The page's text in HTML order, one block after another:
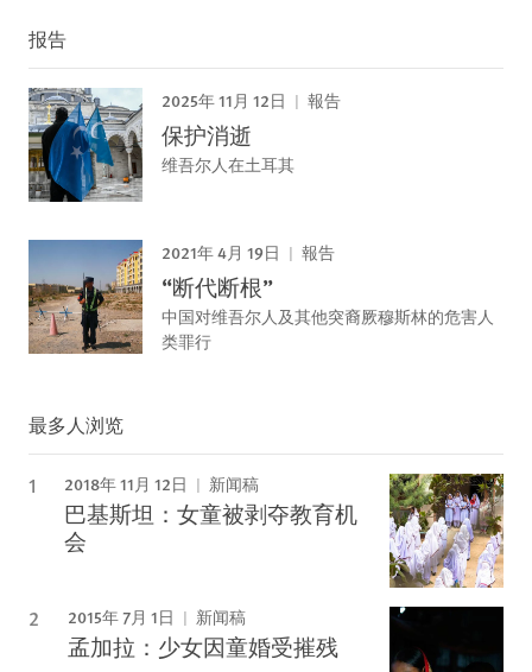
报告
2025年 11月 12日 報告
保护消逝
维吾尔人在土耳其
2021年 4月 19日 報告
“断代断根”
中国对维吾尔人及其他突裔厥穆斯林的危害人
类罪行
最多人浏览
2018年 11月 12日 新闻稿
巴基斯坦：女童被剥夺教育机
会
2015年 7月 1日 新闻稿
孟加拉：少女因童婚受摧残